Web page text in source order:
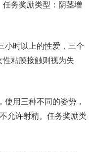
务奖励类型：阴茎增
小时以上的性爱，三个
粘膜接触则视为失
使用三种不同的姿势，
允许射精。任务奖励类